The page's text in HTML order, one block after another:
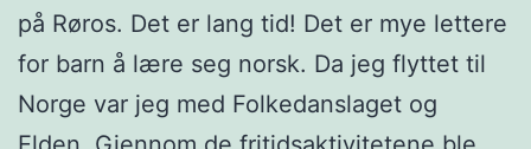
på Røros. Det er lang tid! Det er mye lettere
for barn å lære seg norsk. Da jeg flyttet til
Norge var jeg med Folkedanslaget og